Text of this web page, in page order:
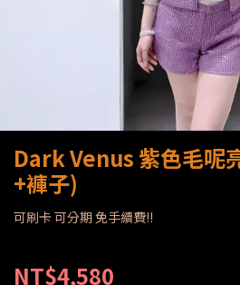
Dark Venus 紫色毛呢
+褲子)
可刷卡 可分期 免手續費!!
NT$4,580